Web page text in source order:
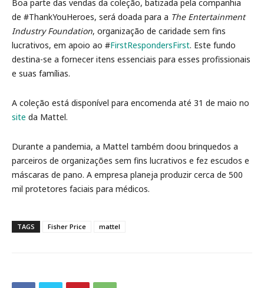
Boa parte das vendas da coleção, batizada pela companhia
de #ThankYouHeroes, será doada para a The Entertainment
Industry Foundation, organização de caridade sem fins
lucrativos, em apoio ao #FirstRespondersFirst. Este fundo
destina-se a fornecer itens essenciais para esses profissionais
e suas famílias.
A coleção está disponível para encomenda até 31 de maio no
site da Mattel.
Durante a pandemia, a Mattel também doou brinquedos a
parceiros de organizações sem fins lucrativos e fez escudos e
máscaras de pano. A empresa planeja produzir cerca de 500
mil protetores faciais para médicos.
TAGS Fisher Price mattel